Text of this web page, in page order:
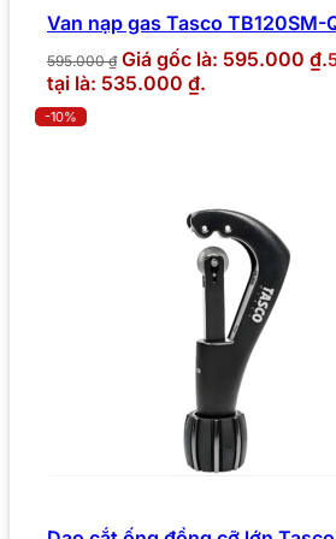
Van nạp gas Tasco TB120SM-
595.000₫ Giá gốc là: 595.000 ₫.
tại là: 535.000 ₫.
-10%